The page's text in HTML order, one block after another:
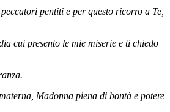
pentiti e per questo ricorro a Te,
cui presento le mie miserie e ti chiedo
Madonna piena di bontà e potere